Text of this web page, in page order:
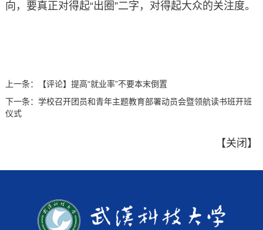
向，要真正对得起“出圈”二字，对得起大众的关注度。
上一条：
【评论】提高“就业率”不要本末倒置
下一条： 学校召开团员和青年主题教育部署动员会暨领航读书班开班
仪式
【关闭 】